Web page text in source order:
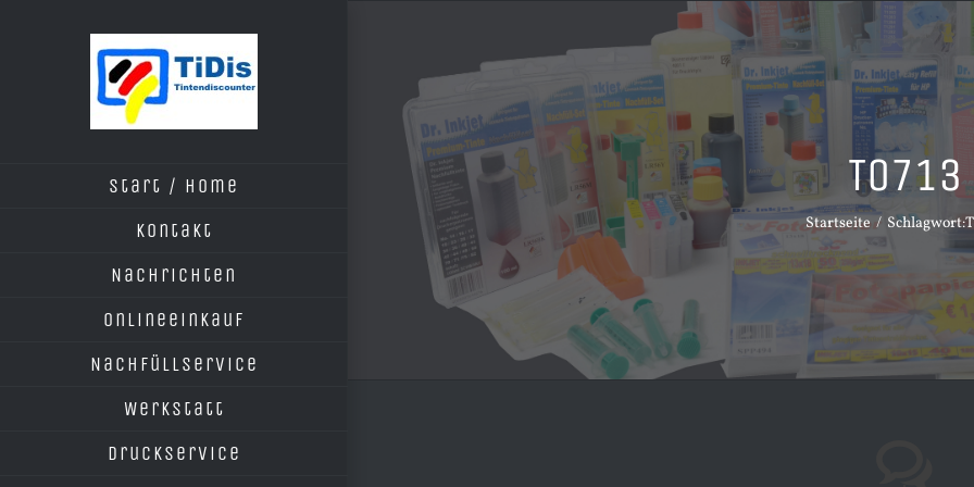
Start / Home
Kontakt
Nachrichten
Onlineeinkauf
Nachfüllservice
Werkstatt
Druckservice
T0713
Startseite Schlagwort: